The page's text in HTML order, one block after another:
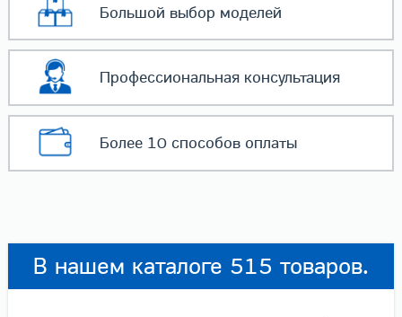
Большой выбор моделей
Профессиональнаяконсультация
Более 10 способовоплаты
В нашем каталоге 515 товаров.